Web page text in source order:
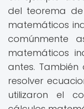
del teorema
matemáticos
comúnmente
matemáticos
antes.
resolver
utilizaron el